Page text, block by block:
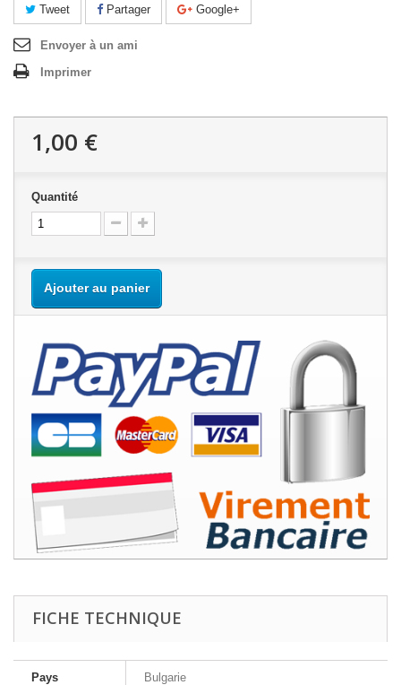
Tweet Partager Google+
Envoyer à un ami
Imprimer
1,00 €
Quantité
Ajouter au panier
FICHE TECHNIQUE
Pays Bulgarie